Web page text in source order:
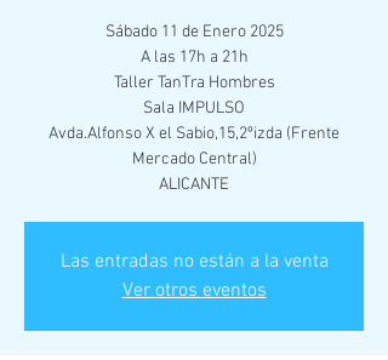
Sábado 11 de Enero 2025
A las 17h a 21h
Taller TanTra Hombres
Sala IMPULSO
Avda.Alfonso X el Sabio,15,2ºizda (Frente
Mercado Central)
ALICANTE
Las entradas no están a la venta
Ver otros eventos